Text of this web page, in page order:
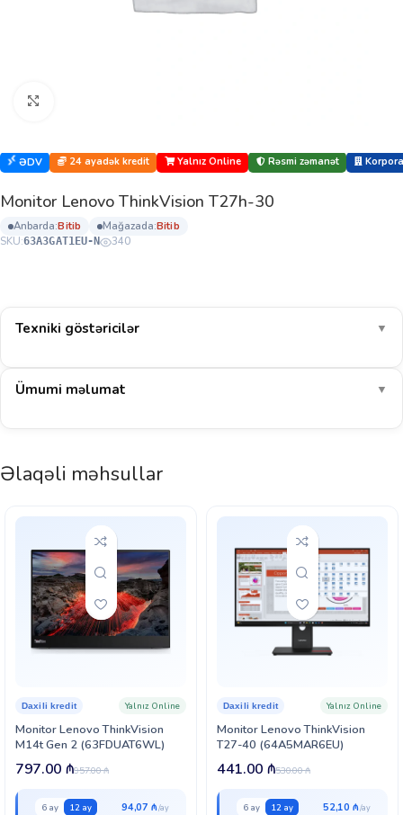
ƏDV 24 ayadək kredit Yalnız Online Rəsmi zəmanət
Monitor Lenovo ThinkVision T27h-30
anbarda: bi̇ti̇b mağazada: bi̇ti̇b
SKU:63A3GAT1EU-N 340
Texniki göstəricilər ▼
Ümumi məlumat ▼
Əlaqəli məhsullar
Monitor Lenovo ThinkVision
M14t Gen 2 (63FDUAT6WL)
Daxili kredit Yalnız Online
957.00₼
797.00 ₼
6 ay 12 ay 94,07 ₼
Monitor Lenovo ThinkVision
T27-40 (64A5MAR6EU)
Daxili kredit Yalnız Online
530.00₼
441.00 ₼
6 ay 12 ay 52,10 ₼